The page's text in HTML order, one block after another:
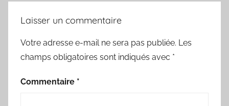
Laisser un commentaire
Votre adresse e-mail ne sera pas publiée. Les
champs obligatoires sont indiqués avec *
Commentaire *